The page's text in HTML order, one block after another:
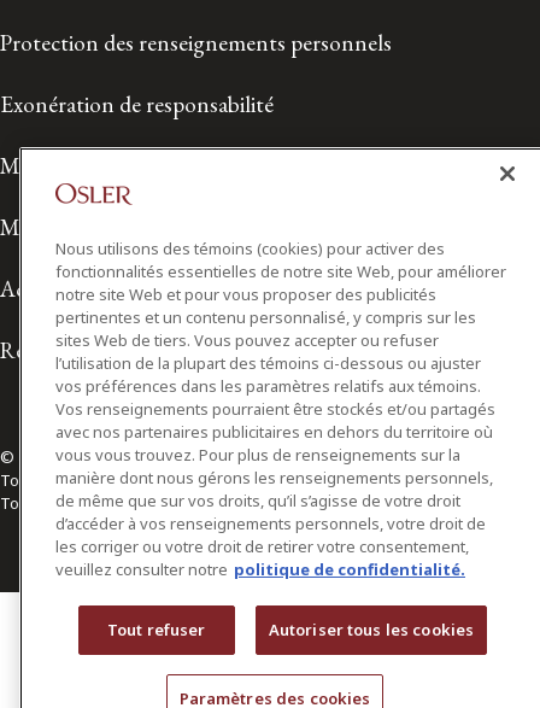
Protection des renseignements personnels
Exonération de responsabilité
Modalités de prestation de services
Modalités d'utilisation
Accessibilité
Relations avec les médias
© 2026 Osler, Hoskin & Harcourt S.E.N.C.R.L./s.r.l.
Tous droits réservés
Toronto | Montréal | Calgary | Vancouver | Ottawa | New York
Nous utilisons des témoins (cookies) pour activer des
fonctionnalités essentielles de notre site Web, pour améliorer
notre site Web et pour vous proposer des publicités
pertinentes et un contenu personnalisé, y compris sur les
sites Web de tiers. Vous pouvez accepter ou refuser
l’utilisation de la plupart des témoins ci-dessous ou ajuster
vos préférences dans les paramètres relatifs aux témoins.
Vos renseignements pourraient être stockés et/ou partagés
avec nos partenaires publicitaires en dehors du territoire où
vous vous trouvez. Pour plus de renseignements sur la
manière dont nous gérons les renseignements personnels,
de même que sur vos droits, qu’il s’agisse de votre droit
d’accéder à vos renseignements personnels, votre droit de
les corriger ou votre droit de retirer votre consentement,
veuillez consulter notre politique de confidentialité.
Tout refuser Autoriser tous les cookies
Paramètres des cookies